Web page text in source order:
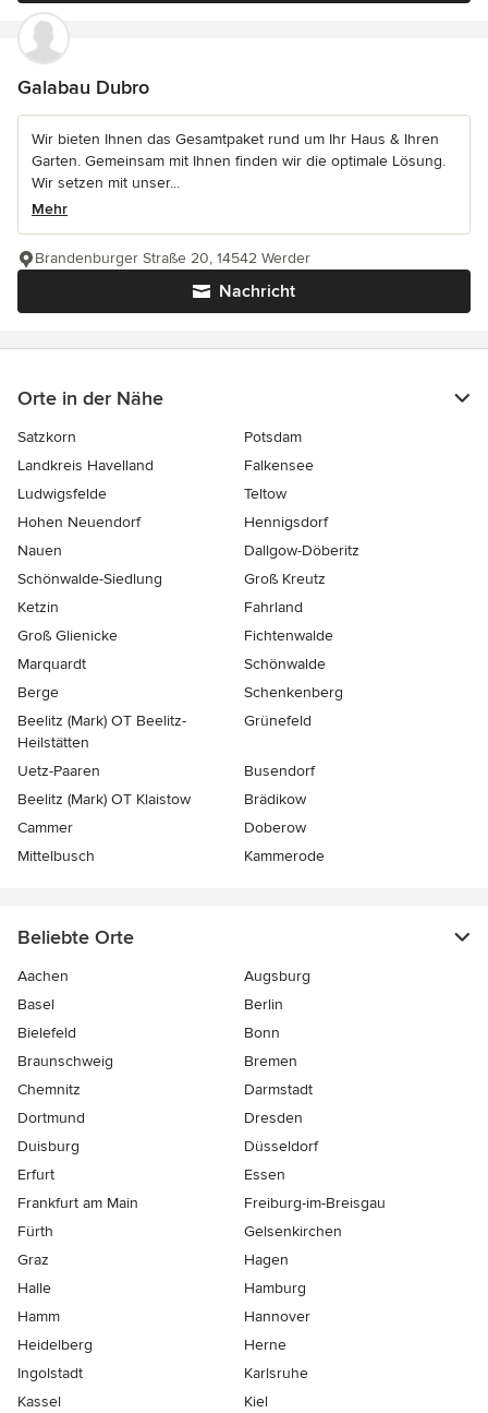
Galabau Dubro
Wir bieten Ihnen das Gesamtpaket rund um Ihr Haus & Ihren
Garten. Gemeinsam mit Ihnen finden wir die optimale Lösung.
Wir setzen mit unser...
Mehr
Nachricht
Brandenburger Straße 20, 14542 Werder
Orte in der Nähe
Satzkorn
Potsdam
Landkreis Havelland
Falkensee
Ludwigsfelde
Teltow
Hohen Neuendorf
Hennigsdorf
Nauen
Dallgow-Döberitz
Schönwalde-Siedlung
Groß Kreutz
Ketzin
Fahrland
Groß Glienicke
Fichtenwalde
Marquardt
Schönwalde
Berge
Schenkenberg
Beelitz (Mark) OT Beelitz-
Heilstätten
Grünefeld
Uetz-Paaren
Busendorf
Beelitz (Mark) OT Klaistow
Brädikow
Cammer
Doberow
Mittelbusch
Kammerode
Beliebte Orte
Aachen
Augsburg
Basel
Berlin
Bielefeld
Bonn
Braunschweig
Bremen
Chemnitz
Darmstadt
Dortmund
Dresden
Duisburg
Düsseldorf
Erfurt
Essen
Frankfurt am Main
Freiburg-im-Breisgau
Fürth
Gelsenkirchen
Graz
Hagen
Halle
Hamburg
Hamm
Hannover
Heidelberg
Herne
Ingolstadt
Karlsruhe
Kassel
Kiel